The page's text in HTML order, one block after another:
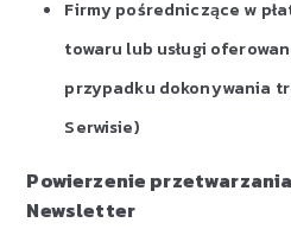
Firmy pośredniczące w
towaru lub usługi
przypadku dokonywania
Serwisie)
Powierzenie
Newsletter